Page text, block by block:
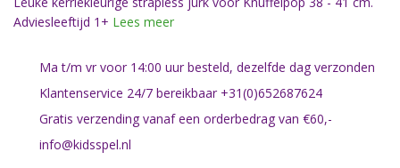
Adviesleeftijd 1+ Lees meer
Ma t/m vr voor 14:00 uur besteld, dezelfde dag verzonden
Klantenservice 24/7 bereikbaar +31(0)652687624
Gratis verzending vanaf een orderbedrag van €60,-
info@kidsspel.nl